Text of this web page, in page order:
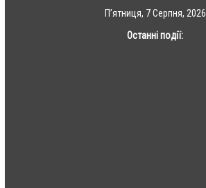
П’ятниця, 7 Серпня, 2026
Останні події: